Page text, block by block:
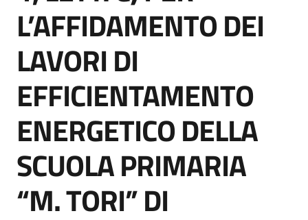
Piattaforme
telematiche
English
site
Seguici
L’AFFIDAMENTO DEI
LAVORI DI
EFFICIENTAMENTO
ENERGETICO DELLA
SCUOLA PRIMARIA
“M. TORI” DI